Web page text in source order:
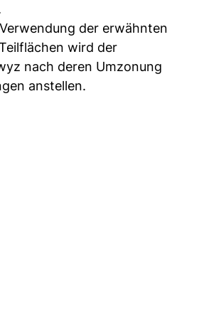
der erwähnten
wird der
nach deren Umzonung
anstellen.